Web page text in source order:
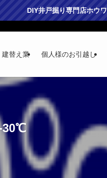
DIY井戸掘り専門店ホウワ
建替え業 個人様のお引越し
30℃